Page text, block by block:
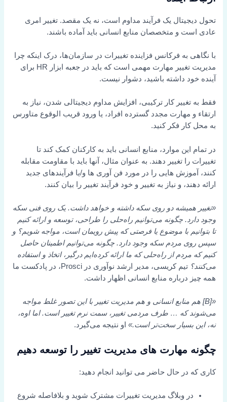
تحول دیجیتال یک فرآیند مداوم است، نه یک مقصد. تغییر امری
عادی است و متخصصان منابع انسانی باید آماده باشند.
با نگاهی به فرکانس فزاینده تغییرات در سازمان‌ها، درک اینکه چرا
مدیریت تغییر مهارت مهمی است که باید در جعبه ابزار HR برای
آینده خود داشته باشید، دشوار نیست.
فقط به تغییر کار ترکیبی، افزایش مداوم دیجیتالی شدن، نیاز به
ارتقاء و مهارت مجدد گسترده افراد، یا ورود قریب الوقوع متاورس
به محل کار فکر کنید.
در تمام این موارد، منابع انسانی باید به کارکنان کمک کند تا
تغییرات را تغییر دهند. به عنوان مثال، آنها باید با مقاومت مقابله
کنند، آموزش هایی را در مورد فن آوری ها و/یا فرآیندهای جدید
ارائه دهند، و نیاز به تغییر و خود فرآیند تغییر را بیان کنند.
«تغییر همیشه دو روی سکه داشته و خواهد داشت. یک روی فنی سکه
وجود دارد. چگونه می‌توانیم راه‌حلی را طراحی، توسعه و ارائه کنیم
تا بتوانیم با موضوع یا فرصتی که پیش رویمان است، مواجه شویم؟ و
سپس روی مردم سکه وجود دارد. چگونه می‌توانیم اطمینان حاصل
کنیم که مردم از راه‌حلی که ما ارائه کرده‌ایم درگیر، اتخاذ و استفاده
می‌کنند؟
تیم کریسی، مدیر ارشد نوآوری در Prosci، در پادکست ما
همه چیز درباره منابع انسانی اظهار داشت.
«[B] هم منابع انسانی و هم مدیریت تغییر با این تصور غلط مواجه
می‌شوند که … طرف مردمی تغییر، سمت نرم تغییر است. اما اوه،
نه، این بسیار سخت‌تر است.» او نتیجه می‌گیرد.
چگونه مهارت های مدیریت تغییر را توسعه دهیم
کاری که در حال حاضر می توانید انجام دهید:
در وبلاگ مدیریت تغییرات مشترک شوید و بلافاصله شروع